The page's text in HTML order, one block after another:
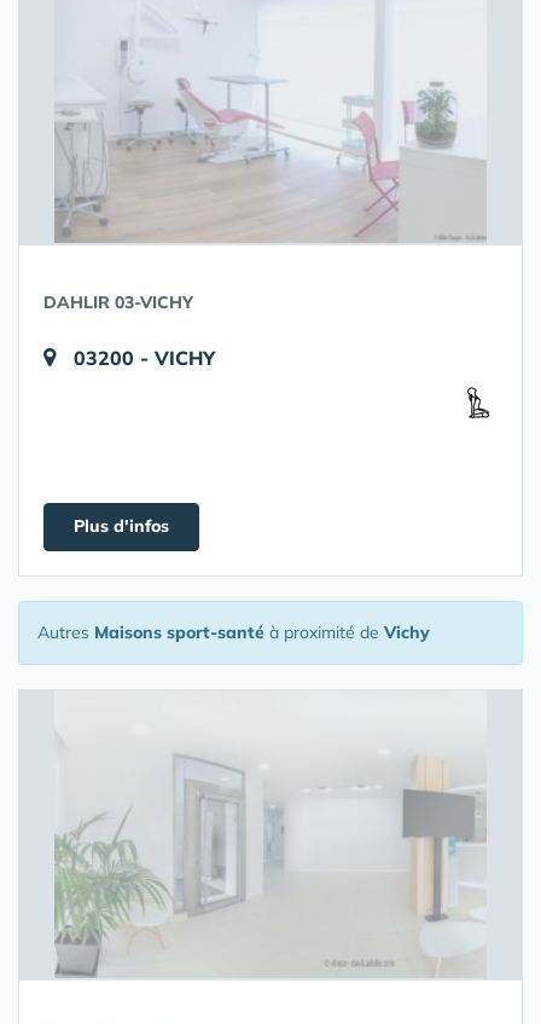
DAHLIR 03-VICHY
03200 - VICHY
Plus d'infos
Autres Maisons sport-santé à proximité de Vichy